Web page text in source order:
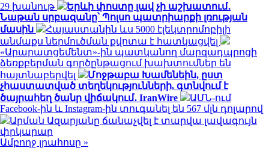
29 խանութ
Երևի փոստը լավ չի աշխատում․
Նաթան սրբազանը՝ Պոլսո պատրիարքի լռության
մասին
Հայաստանին ևս 5000 էլեկտրոմոբիլի
անմաքս ներմուծման քվոտա է հատկացվել
«Արարատցեմենտ»-ին պատկանող մարզադպրոցի
ձեռքբերման գործընթացում խախտումներ են
հայտնաբերվել
Մոջթաբա Խամենեին, ըստ
չհաստատված տեղեկությունների, գտնվում է
ծայրահեղ ծանր վիճակում․ IranWire
ԱՄՆ-ում
Facebook-ին և Instagram-ին տուգանել են 567 մլն դոլարով
Արման Ազարյանը ճանաչվել է տարվա լավագույն
փրկարար
Ամբողջ լրահոսը »